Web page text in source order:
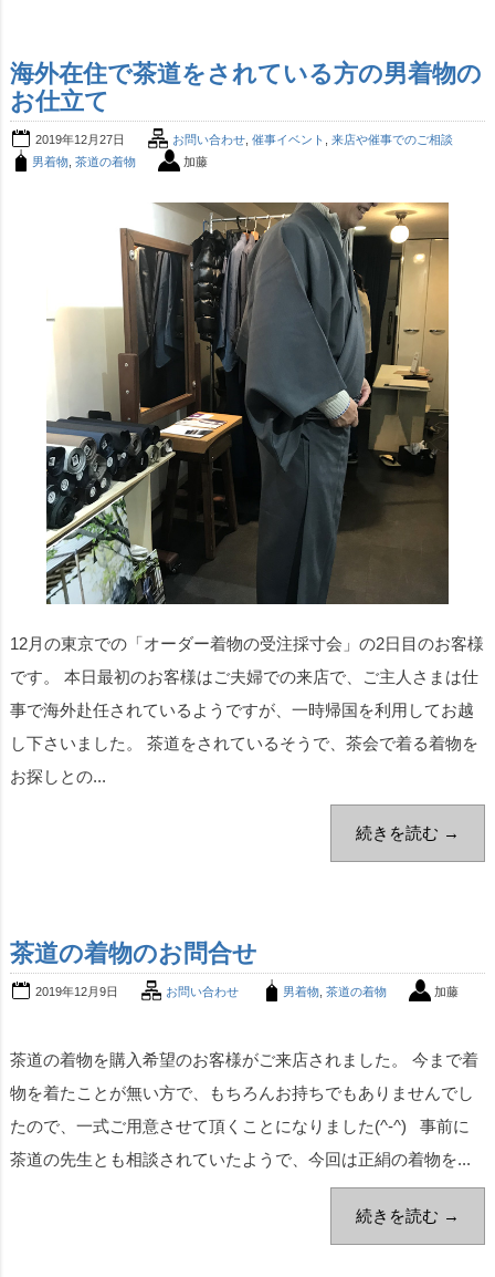
海外在住で茶道をされている方の男着物の
お仕立て
2019年12月27日 お問い合わせ, 催事イベント
来店や催事でのご相談
男着物, 茶道の着物 加藤
12月の東京での「オーダー着物の受注採寸会」の2日目のお客様
です。 本日最初のお客様はご夫婦での来店で、ご主人さまは仕
事で海外赴任されているようですが、一時帰国を利用してお越
し下さいました。 茶道をされているそうで、茶会で着る着物を
お探しとの...
続きを読む →
茶道の着物のお問合せ
2019年12月9日 お問い合わせ 男着物, 茶道の着物 加藤
茶道の着物を購入希望のお客様がご来店されました。 今まで着
物を着たことが無い方で、もちろんお持ちでもありませんでし
たので、一式ご用意させて頂くことになりました(^-^) 事前に
茶道の先生とも相談されていたようで、今回は正絹の着物を...
続きを読む →